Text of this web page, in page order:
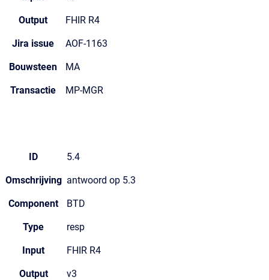
Output FHIR R4
Jira issue AOF-1163
Bouwsteen MA
Transactie MP-MGR
ID 5.4
Omschrijving antwoord op 5.3
Component BTD
Type resp
Input FHIR R4
Output v3